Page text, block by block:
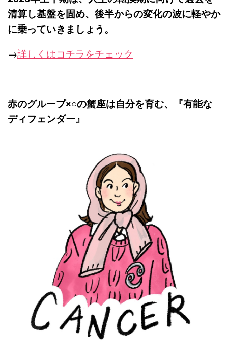
清算し基盤を固め、後半からの変化の波に軽やか
に乗っていきましょう。
→詳しくはコチラをチェック
赤のグループ×○の蟹座は自分を育む、『有能な
ディフェンダー』